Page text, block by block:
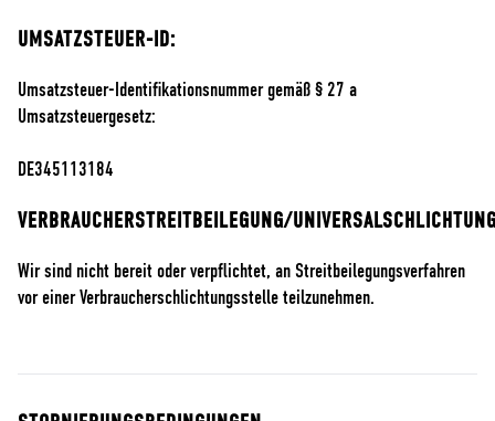
UMSATZSTEUER-ID:
Umsatzsteuer-Identifikationsnummer gemäß § 27 a
Umsatzsteuergesetz:
DE345113184
VERBRAUCHERSTREITBEILEGUNG/
Wir sind nicht bereit oder verpflichtet, an Streitbeilegungsverfahren
vor einer Verbraucherschlichtungsstelle teilzunehmen.